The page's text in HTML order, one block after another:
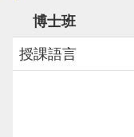
博士班
授課語言